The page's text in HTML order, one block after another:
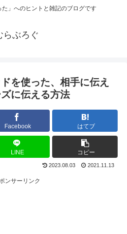
」へのヒントと雑記のブログです
らぶろぐ
を使った、相手に伝え
に伝える方法
Facebook はてブ
LINE コピー
2023.08.03 2021.11.13
ンサーリンク